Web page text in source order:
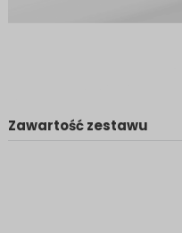
Zawartość zestawu